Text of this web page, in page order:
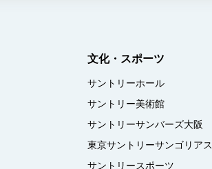
文化・スポーツ
サントリーホール
サントリー美術館
サントリーサンバーズ大阪
東京サントリーサンゴリアス
サントリースポーツ